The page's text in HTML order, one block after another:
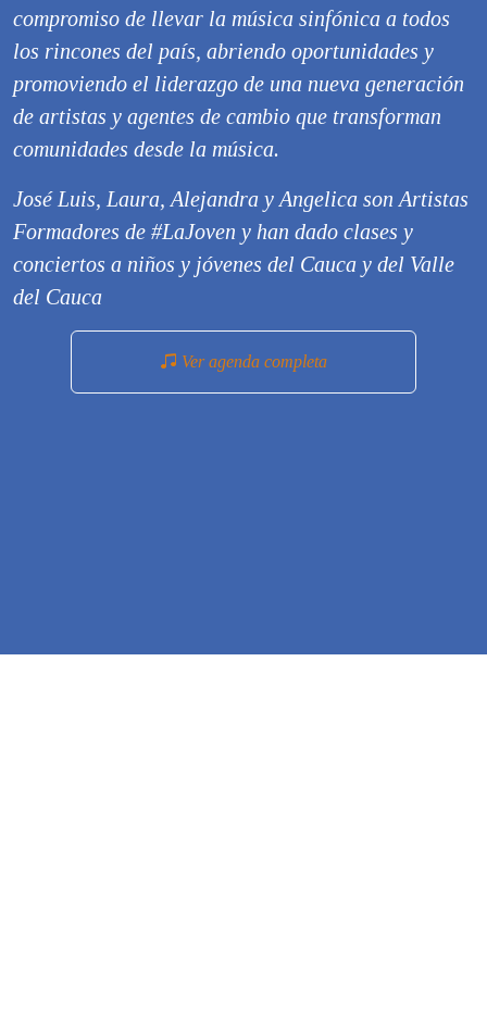
compromiso de llevar la música sinfónica a todos
los rincones del país, abriendo oportunidades y
promoviendo el liderazgo de una nueva generación
de artistas y agentes de cambio que transforman
comunidades desde la música.
José Luis, Laura, Alejandra y Angelica son Artistas
Formadores de #LaJoven y han dado clases y
conciertos a niños y jóvenes del Cauca y del Valle
del Cauca
Ver agenda completa